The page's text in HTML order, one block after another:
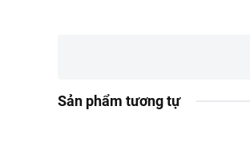
Sản phẩm tương tự